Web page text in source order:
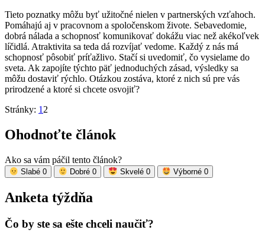
Tieto poznatky môžu byť užitočné nielen v partnerských vzťahoch.
Pomáhajú aj v pracovnom a spoločenskom živote. Sebavedomie,
dobrá nálada a schopnosť komunikovať dokážu viac než akékoľvek
líčidlá. Atraktivita sa teda dá rozvíjať vedome. Každý z nás má
schopnosť pôsobiť príťažlivo. Stačí si uvedomiť, čo vysielame do
sveta. Ak zapojíte týchto päť jednoduchých zásad, výsledky sa
môžu dostaviť rýchlo. Otázkou zostáva, ktoré z nich sú pre vás
prirodzené a ktoré si chcete osvojiť?
Stránky: 12
Ohodnoťte článok
Ako sa vám páčil tento článok?
Slabé 0 Dobré 0 Skvelé 0 Výborné 0
Anketa týždňa
Čo by ste sa ešte chceli naučiť?